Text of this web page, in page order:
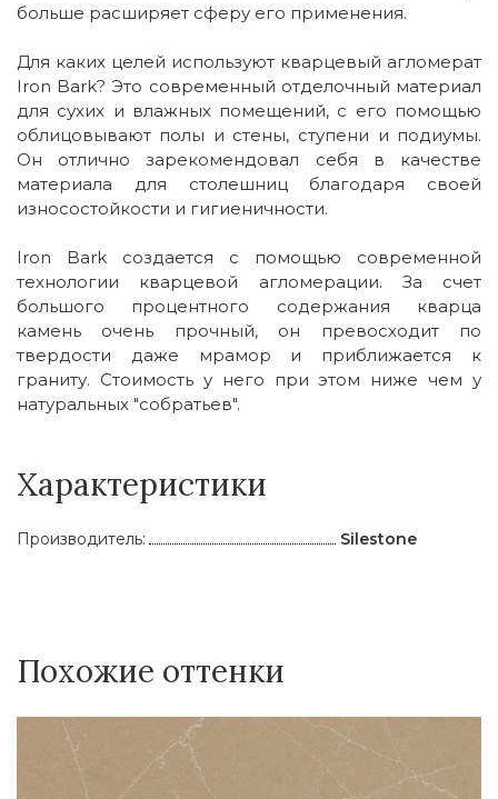
больше расширяет сферу его применения.
Для каких целей используют кварцевый агломерат
Iron Bark? Это современный отделочный материал
для сухих и влажных помещений, с его помощью
облицовывают полы и стены, ступени и подиумы.
Он отлично зарекомендовал себя в качестве
материала для столешниц благодаря своей
износостойкости и гигиеничности.
Iron Bark создается с помощью современной
технологии кварцевой агломерации. За счет
большого процентного содержания кварца
камень очень прочный, он превосходит по
твердости даже мрамор и приближается к
граниту. Стоимость у него при этом ниже чем у
натуральных "собратьев".
Характеристики
Производитель: Silestone
Похожие оттенки